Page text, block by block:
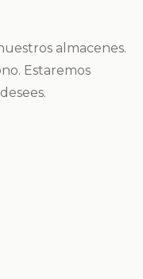
almacenes.
Estaremos